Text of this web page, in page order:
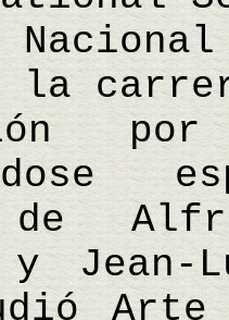
la
Jean-
Arte